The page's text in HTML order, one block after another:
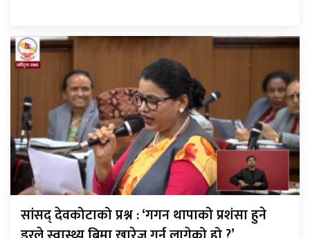
सांसद् देवकोटाको प्रश्न : ‘गगन थापाको प्रशंसा हुने